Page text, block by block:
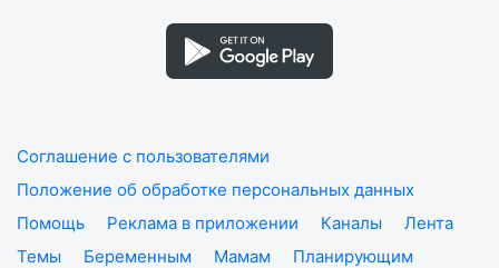
Соглашение с пользователями
Положение об обработке персональных данных
Помощь
Реклама в приложении Каналы
Лента
Темы
Беременным Мамам
Планирующим